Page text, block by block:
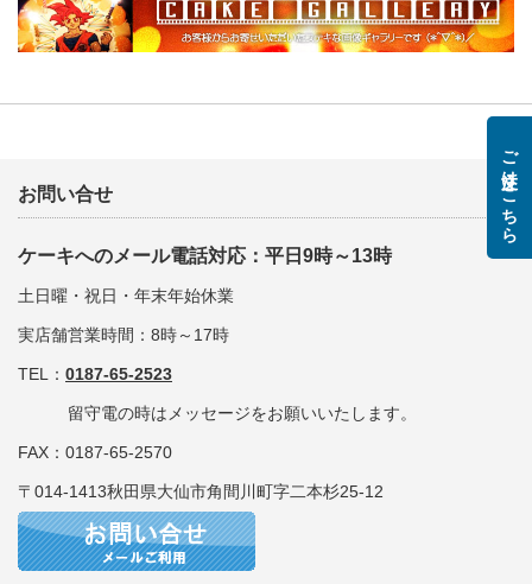
お問い合せ
ケーキへのメール電話対応：平日9時～13時
土日曜・祝日・年末年始休業
実店舗営業時間：8時～17時
TEL： 0187-65-2523
留守電の時はメッセージをお願いいたします。
FAX：0187-65-2570
〒014-1413秋田県大仙市角間川町字二本杉25-12
ご注文はこちら